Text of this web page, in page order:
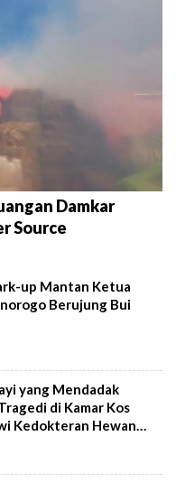
Damkar
Source
up Mantan Ketua
Berujung Bui
yang Mendadak
di Kamar Kos
Kedokteran Hewan